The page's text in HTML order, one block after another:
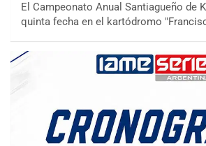
El Campeonato Anual Santiagueño de
quinta fecha en el kartódromo